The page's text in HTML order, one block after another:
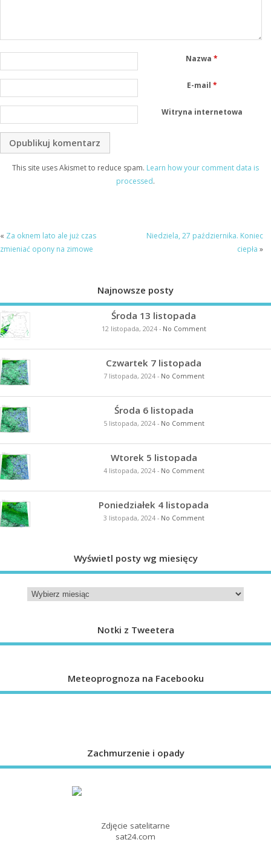
Nazwa*
E-mail *
Witryna internetowa
This site uses Akismet to reduce spam. Learn how your comment data is
processed.
« Za oknem lato ale już czas
zmieniać opony na zimowe
Niedziela, 27 października. Koniec
ciepła »
Najnowsze posty
Środa 13 listopada
12 listopada, 2024- No Comment
Czwartek 7 listopada
7 listopada, 2024- No Comment
Środa 6 listopada
5 listopada, 2024- No Comment
Wtorek 5 listopada
4 listopada, 2024- No Comment
Poniedziałek 4 listopada
3 listopada, 2024- No Comment
Wyświetl posty wg miesięcy
Notki z Tweetera
Meteoprognoza na Facebooku
Zachmurzenie i opady
Zdjęcie satelitarne
sat24.com